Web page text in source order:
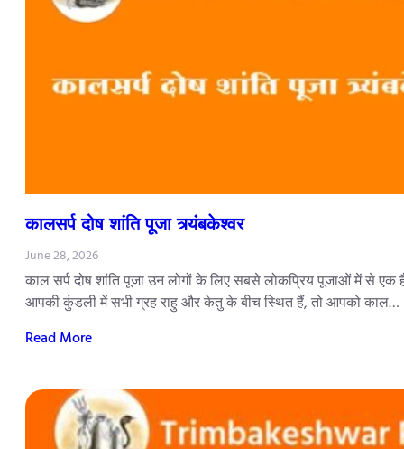
कालसर्प दोष शांति पूजा त्र्यंबकेश्वर
June 28, 2026
काल सर्प दोष शांति पूजा उन लोगों के लिए सबसे लोकप्रिय पूजाओं में से एक
आपकी कुंडली में सभी ग्रह राहु और केतु के बीच स्थित हैं, तो आपको काल…
Read More